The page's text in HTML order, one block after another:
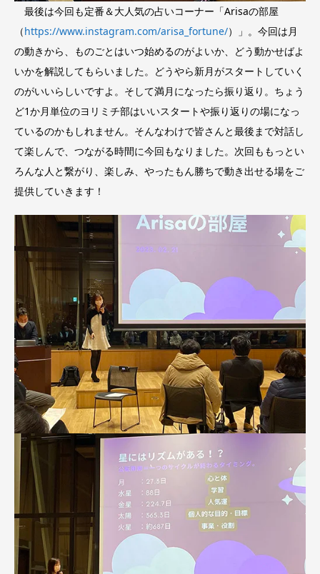
最後は今回も定番＆大人気の占いコーナー「Arisaの部屋
（https://www.instagram.com/arisa_fortune/）」。今回は月
の動きから、ものごとはいつ始めるのがよいか、どう動かせばよ
いかを解説してもらいました。どうやら新月がスタートしていく
のがいいらしいですよ。そして満月になったら振り返り。ちょう
ど1か月単位のヨリミチ部はいいスタートや振り返りの場になっ
ているのかもしれません。そんなわけで皆さんと最後まで対話し
て楽しんで、つながる時間に今回もなりました。次回ももっとい
ろんな人と繋がり、楽しみ、やったもん勝ちで動き出せる場をご
提供していきます！